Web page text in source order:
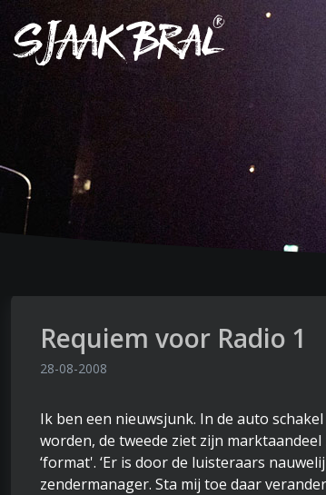
Requiem voor Radio 1
28-08-2008
Ik ben een nieuwsjunk. In de auto
worden, de tweede ziet zijn
‘format'. ‘Er is door de luisteraars
zendermanager. Sta mij toe daar